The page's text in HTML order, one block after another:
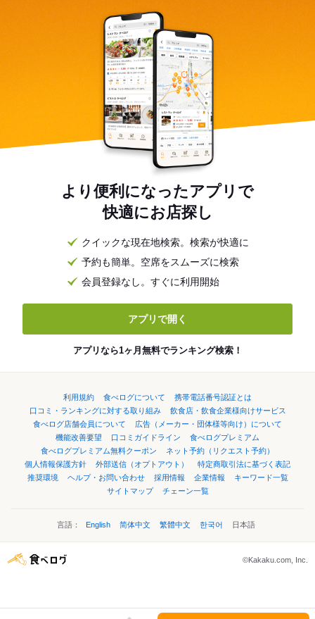
より便利になったアプリで
快適にお店探し
クイックな現在地検索。検索が快適に
予約も簡単。空席をスムーズに検索
会員登録なし。すぐに利用開始
アプリで開く
アプリなら1ヶ月無料でランキング検索！
利用規約 食べログについて
携帯電話番号認証とは
口コミ・ランキングに対する取り組み
飲食店・飲食企業様向けサービス
食べログ店舗会員について
広告（メーカー・団体様等向け）について
機能改善要望
口コミガイドライン
食べログプレミアム
食べログプレミアム無料クーポン
ネット予約（リクエスト予約）
個人情報保護方針
外部送信（オプトアウト）
特定商取引法に基づく表記
推奨環境
ヘルプ・お問い合わせ 採用情報 企業情報
キーワード一覧
サイトマップ
チェーン一覧
言語： English 简体中文 繁體中文 한국어 日本語
©Kakaku.com, Inc.